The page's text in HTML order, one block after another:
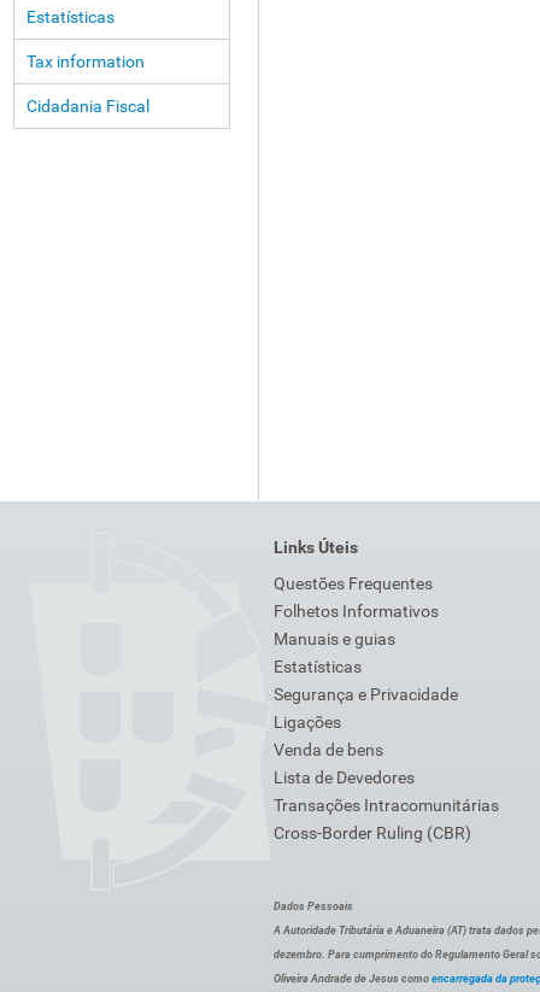
Estatísticas
Tax information
Cidadania Fiscal
Links Úteis
Questões Frequentes
Folhetos Informativos
Manuais e guias
Estatísticas
Segurança e Privacidade
Ligações
Venda de bens
Lista de Devedores
Transações Intracomunitárias
Cross-Border Ruling (CBR)
Dados Pessoais
A Autoridade Tributária e Aduaneira (AT) trata dados
dezembro. Para cumprimento do Regulamento Geral
Oliveira Andrade de Jesus como encarregada da